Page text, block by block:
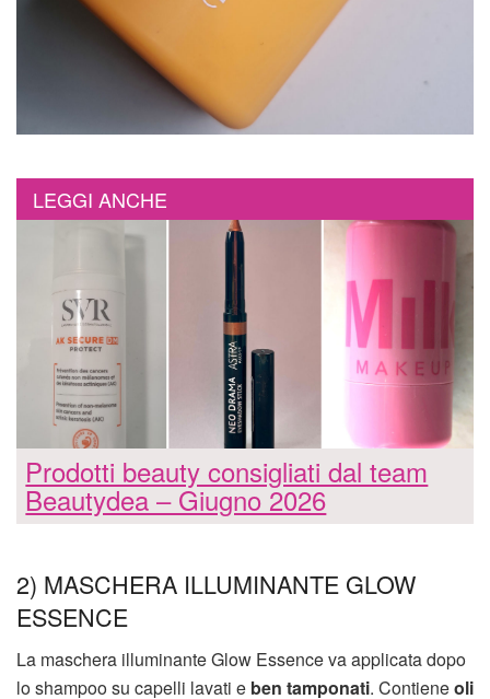
LEGGI ANCHE
Prodotti beauty consigliati dal team
Beautydea – Giugno 2026
2) MASCHERA ILLUMINANTE GLOW
ESSENCE
La maschera illuminante Glow Essence va applicata dopo
lo shampoo su capelli lavati e ben tamponati. Contieneoli